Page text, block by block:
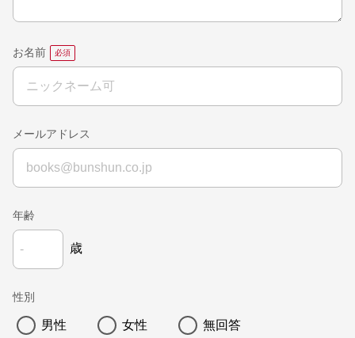
お名前
メールアドレス
年齢
歳
性別
男性 女性 無回答